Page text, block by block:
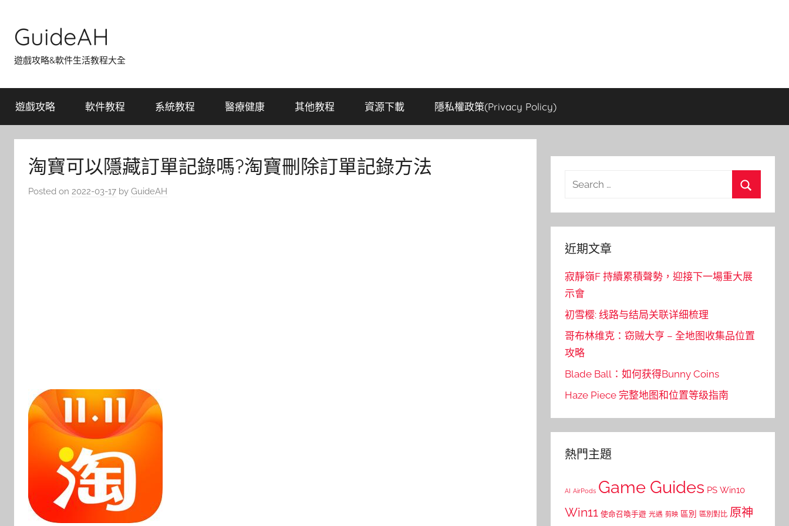
content
GuideAH
遊戲攻略&軟件生活教程大全
遊戲攻略 軟件教程 系統教程 醫療健康 其他教程 資源下載 隱私權政策(Privacy Policy)
淘寶可以隱藏訂單記錄嗎?淘寶刪除訂單記錄方法
Posted on 2022-03-17 by GuideAH
Search
近期文章
寂靜嶺F 持續累積聲勢，迎接下一場重大展
示會
初雪樱: 线路与结局关联详细梳理
哥布林维克：窃贼大亨 – 全地图收集品位置
攻略
Blade Ball：如何获得Bunny Coins
Haze Piece 完整地图和位置等级指南
熱門主題
AI AirPods Game Guides PS Win10
Win11 使命召喚手遊 光遇 剪映 區別 區別對比 原神